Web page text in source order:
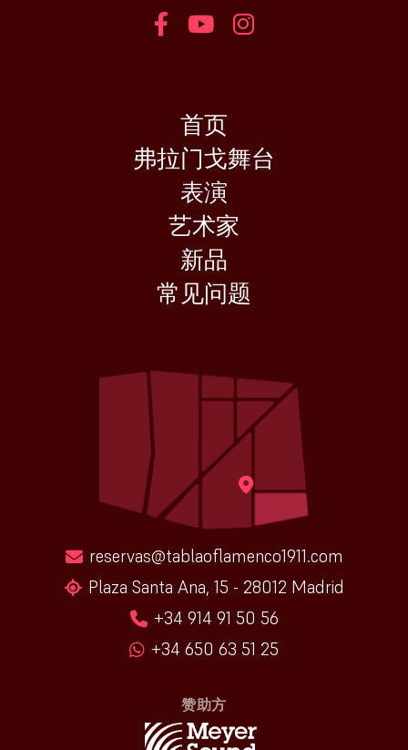
首页
弗拉门戈舞台
表演
艺术家
新品
常见问题
reservas@tablaoflamenco1911.com
Plaza Santa Ana, 15 - 28012 Madrid
+34 914 91 50 56
+34 650 63 51 25
赞助方